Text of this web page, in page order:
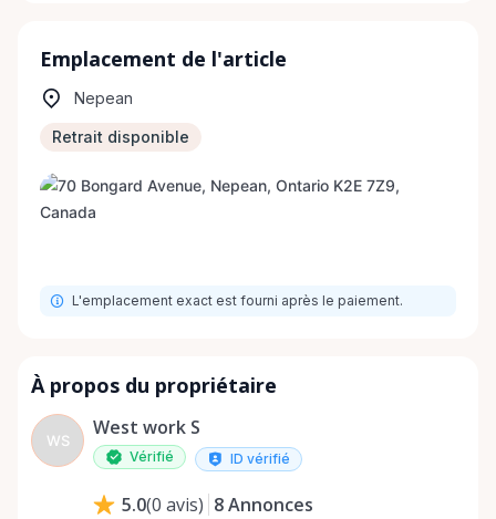
Emplacement de l'article
Nepean
Retrait disponible
L'emplacement exact est fourni après le paiement.
À propos du propriétaire
WS
West work S
Vérifié ID vérifié
5.0(0 avis) 8Annonces